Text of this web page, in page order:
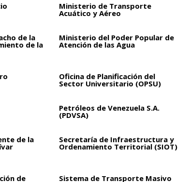
Ministerio de Transporte
Acuático y Aéreo
de la
de la
Ministerio del Poder Popular de
Atención de las Agua
Oficina de Planificación del
Sector Universitario (OPSU)
Petróleos de Venezuela S.A.
(PDVSA)
de la Secretaría de Infraestructura y
Ordenamiento Territorial (SIOT)
de Sistema de Transporte Masivo